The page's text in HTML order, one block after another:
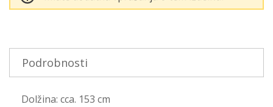
Podrobnosti
Dolžina: cca. 153 cm